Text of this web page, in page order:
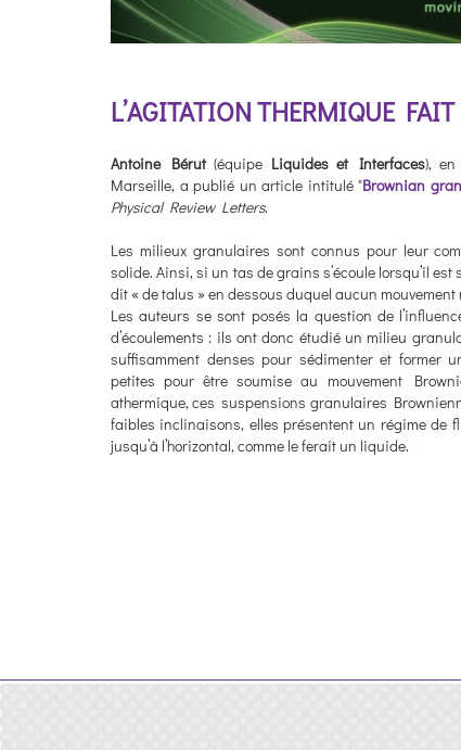
L’AGITATION THERMIQUE
Antoine Bérut(équipe Liquides et Interfaces), en
Marseille, a publié un article intitulé "Brownian
Physical Review Letters.
Les milieux granulaires sont connus pour leur
solide. Ainsi, si un tas de grains s’écoule lorsqu’il
dit « de talus » en dessous duquel aucun mouvement
Les auteurs se sont posés la question de
d’écoulements : ils ont donc étudié un milieu
suffisamment denses pour sédimenter et former
petites pour être soumise au mouvement
athermique, ces suspensions granulaires
faibles inclinaisons, elles présentent un régime de
jusqu’à l’horizontal, comme le ferait un liquide.